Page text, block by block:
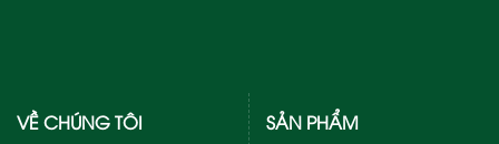
VỀ CHÚNG TÔI
SẢN PHẨM